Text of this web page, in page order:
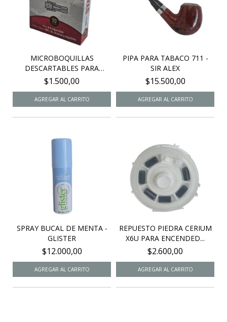
MICROBOQUILLAS
DESCARTABLES PARA
CIGARRO...
$1.500,00
PIPA PARA TABACO 711 -
SIR ALEX
$15.500,00
SPRAY BUCAL DE MENTA -
GLISTER
$12.000,00
REPUESTO PIEDRA CERIUM
X6U PARA ENCENDED...
$2.600,00